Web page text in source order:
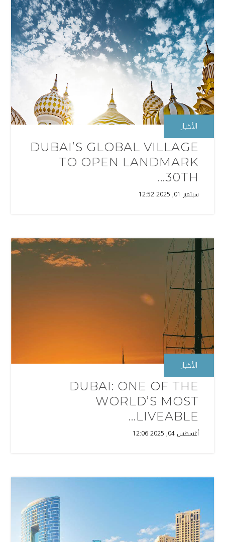
الأخبار
DUBAI’S GLOBAL VILLAGE
TO OPEN LANDMARK
30TH...
سبتمبر 01, 2025 12:52
الأخبار
DUBAI: ONE OF THE
WORLD’S MOST
LIVEABLE...
أغسطس 04, 2025 12:06